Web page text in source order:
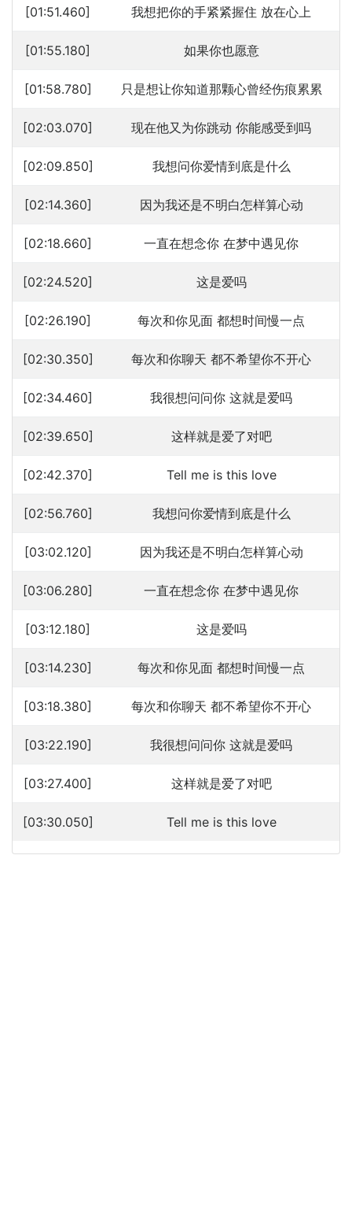
[01:51.460] 我想把你的手紧紧握住 放在心上
[01:55.180] 如果你也愿意
[01:58.780] 只是想让你知道那颗心曾经伤痕累累
[02:03.070] 现在他又为你跳动 你能感受到吗
[02:09.850] 我想问你爱情到底是什么
[02:14.360] 因为我还是不明白怎样算心动
[02:18.660] 一直在想念你 在梦中遇见你
[02:24.520] 这是爱吗
[02:26.190] 每次和你见面 都想时间慢一点
[02:30.350] 每次和你聊天 都不希望你不开心
[02:34.460] 我很想问问你 这就是爱吗
[02:39.650] 这样就是爱了对吧
[02:42.370] Tell me is this love
[02:56.760] 我想问你爱情到底是什么
[03:02.120] 因为我还是不明白怎样算心动
[03:06.280] 一直在想念你 在梦中遇见你
[03:12.180] 这是爱吗
[03:14.230] 每次和你见面 都想时间慢一点
[03:18.380] 每次和你聊天 都不希望你不开心
[03:22.190] 我很想问问你 这就是爱吗
[03:27.400] 这样就是爱了对吧
[03:30.050] Tell me is this love